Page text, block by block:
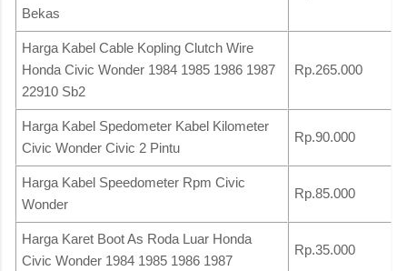
Bekas
Harga Kabel Cable Kopling Clutch Wire
Honda Civic Wonder 1984 1985 1986 1987
22910 Sb2
Rp.265.000
Harga Kabel Spedometer Kabel Kilometer
Civic Wonder Civic 2 Pintu
Rp.90.000
Harga Kabel Speedometer Rpm Civic
Wonder
Rp.85.000
Harga Karet Boot As Roda Luar Honda
Civic Wonder 1984 1985 1986 1987
Rp.35.000